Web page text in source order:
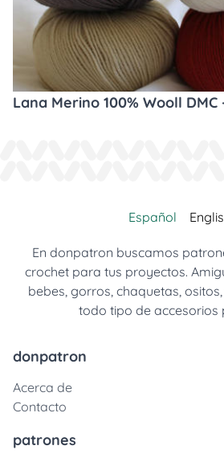
Lana Merino 100% Wooll
Español
En donpatron buscamos
crochet para tus proyectos.
bebes, gorros, chaquetas,
todo tipo de accesorios
donpatron
Acerca de
Contacto
patrones